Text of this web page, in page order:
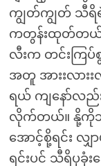
ကျွတ်ကျွတ် သီရိ
ကတွန်းထုတ်တယ်
လီးက တင်းကြပ်
အတူ အားးလား
ရယ် ကျနော်လ
လိုက်တယ်။ နို့ကိုဘ
အောင့်စို့ရင်း လ
ရင်းပင် သီရိပု